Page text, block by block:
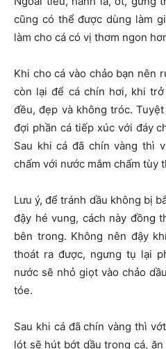
cũng có thể được dùng làm
làm cho cá có vị thơm ngon
Khi cho cá vào chảo bạn nên
còn lại để cá chín hơi, khi
đều, đẹp và không tróc.
đợi phần cá tiếp xúc với đáy
Sau khi cá đã chín vàng thì
chấm với nước mắm chấm tùy
Lưu ý, để tránh dầu không bị
đậy hé vung, cách này đồng
bên trong. Không nên đậy
thoát ra được, ngưng tụ lại
nước sẽ nhỏ giọt vào chảo
tóe.
Sau khi cá đã chín vàng thì
lót sẽ hút bớt dầu trong cá,